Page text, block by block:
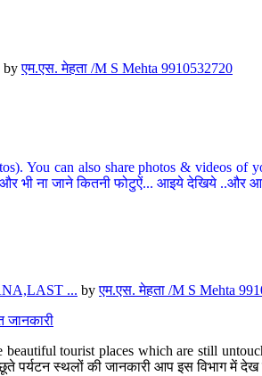
byएम.एस. मेहता /M S Mehta 9910532720
You can also share photos & videos of
भी ना जाने कितनी फोटुऐं... आइये देखिये ..और
... byएम.एस. मेहता /M S Mehta
जानकारी
tourist places which are still
पर्यटन स्थलों की जानकारी आप इस विभाग